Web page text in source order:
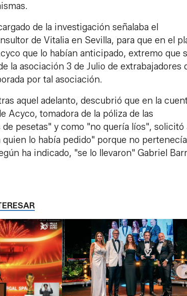
de la investigación señalaba el
de Vitalia en Sevilla, para que en el
que lo habían anticipado, extremo que
la asociación 3 de Julio de extrabajadores
por tal asociación.
aquel adelanto, descubrió que en la
Acyco, tomadora de la póliza de las
pesetas" y como "no quería líos", solicitó
lo había pedido" porque no
ha indicado, "se lo llevaron" Gabriel